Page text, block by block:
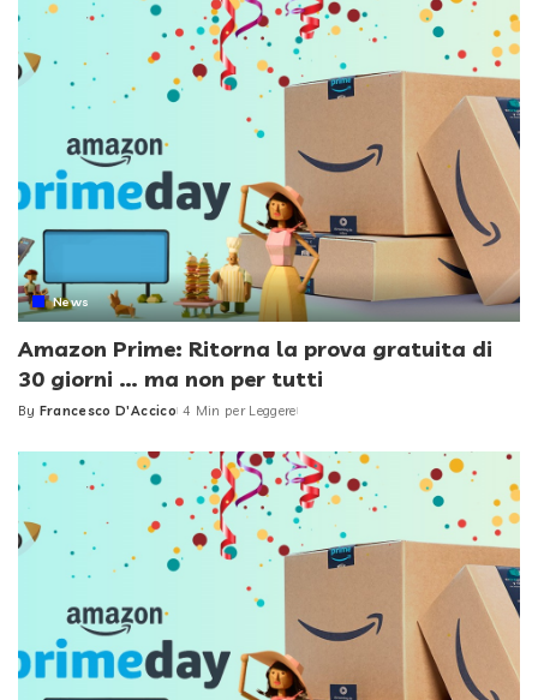
News
Amazon Prime: Ritorna la prova gratuita di
30 giorni … ma non per tutti
Posted
By Francesco D'Accico 4 Min per Leggere